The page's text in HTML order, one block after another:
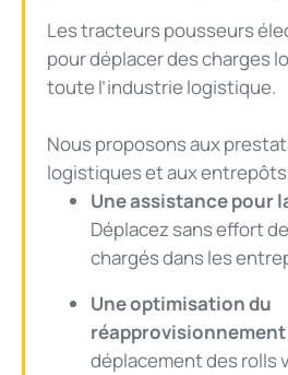
Les tracteurs pousseurs
pour déplacer des charges
toute l’industrie logistique.
Nous proposons aux
logistiques et aux entrepôts
Une assistance pour
Déplacez sans effort
chargés dans les
Une optimisation du
réapprovisionnement
déplacement des rolls